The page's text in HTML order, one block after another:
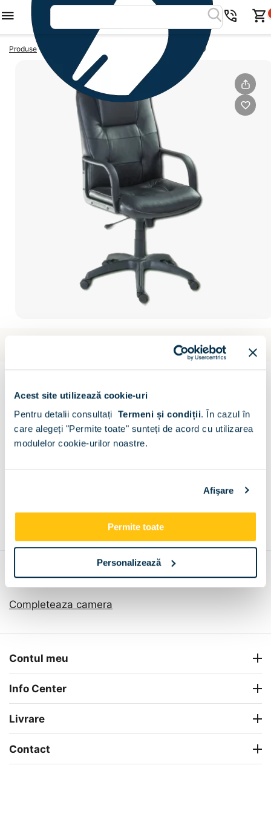
Acest site utilizează cookie-uri
Pentru detalii consultați Termeni și condiții. În cazul în
care alegeți "Permite toate" sunteți de acord cu utilizarea
modulelor cookie-urilor noastre.
Afişare
Permite toate
Personalizează
Produse Scaune directoriale Scaun directorial 5400
Scaun directorial 5400
CONFIGURATOR
Decor disponibil :
Descriere Metode de plata Livrare Recenzii
Recomandari
Completeaza camera
Contul meu
Info Center
Livrare
Contact